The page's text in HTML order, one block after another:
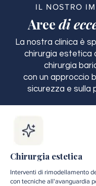
IL NOSTRO
Aree di
La nostra clinica è
chirurgia estetica
chirurgia
con un approccio
sicurezza e sulla
Chirurgia estetica
Interventi di rimodellamento
con tecniche all'avanguardia